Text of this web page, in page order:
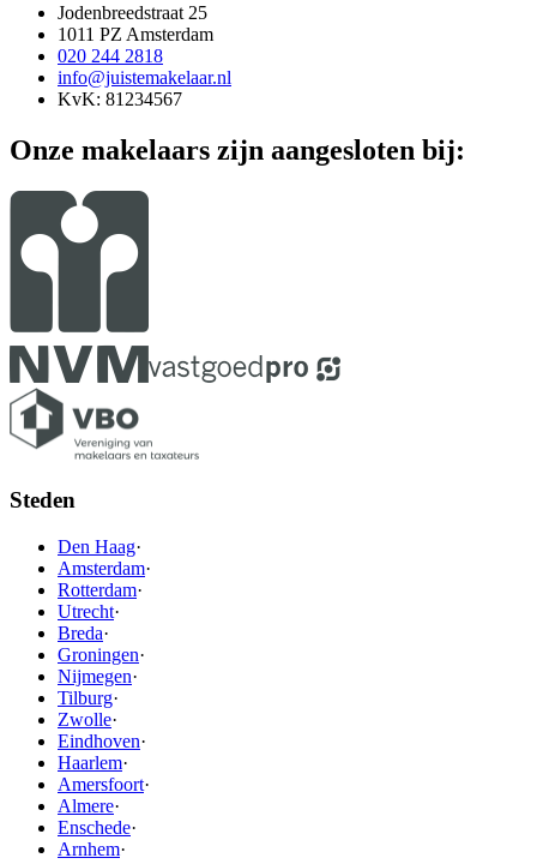
Jodenbreedstraat 25
1011 PZ Amsterdam
020 244 2818
info@juistemakelaar.nl
KvK: 81234567
Onze makelaars zijn aangesloten bij:
Steden
Den Haag·
Amsterdam·
Rotterdam·
Utrecht·
Breda·
Groningen·
Nijmegen·
Tilburg·
Zwolle·
Eindhoven·
Haarlem·
Amersfoort·
Almere·
Enschede·
Arnhem·